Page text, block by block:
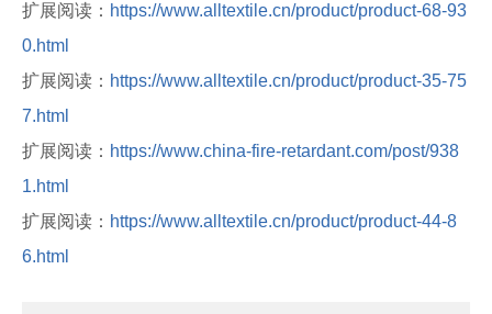
扩展阅读： https://www.alltextile.cn/product/product-68-93
0.html
扩展阅读： https://www.alltextile.cn/product/product-35-75
7.html
扩展阅读： https://www.china-fire-retardant.com/post/938
1.html
扩展阅读： https://www.alltextile.cn/product/product-44-8
6.html